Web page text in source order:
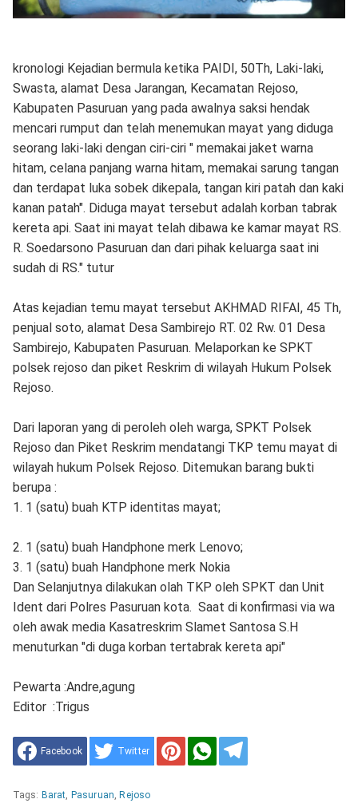
kronologi Kejadian bermula ketika PAIDI, 50Th, Laki-laki,
Swasta, alamat Desa Jarangan, Kecamatan Rejoso,
Kabupaten Pasuruan yang pada awalnya saksi hendak
mencari rumput dan telah menemukan mayat yang diduga
seorang laki-laki dengan ciri-ciri " memakai jaket warna
hitam, celana panjang warna hitam, memakai sarung tangan
dan terdapat luka sobek dikepala, tangan kiri patah dan kaki
kanan patah". Diduga mayat tersebut adalah korban tabrak
kereta api. Saat ini mayat telah dibawa ke kamar mayat RS.
R. Soedarsono Pasuruan dan dari pihak keluarga saat ini
sudah di RS." tutur
Atas kejadian temu mayat tersebut AKHMAD RIFAI, 45 Th,
penjual soto, alamat Desa Sambirejo RT. 02 Rw. 01 Desa
Sambirejo, Kabupaten Pasuruan. Melaporkan ke SPKT
polsek rejoso dan piket Reskrim di wilayah Hukum Polsek
Rejoso.
Dari laporan yang di peroleh oleh warga, SPKT Polsek
Rejoso dan Piket Reskrim mendatangi TKP temu mayat di
wilayah hukum Polsek Rejoso. Ditemukan barang bukti
berupa :
1. 1 (satu) buah KTP identitas mayat;
2. 1 (satu) buah Handphone merk Lenovo;
3. 1 (satu) buah Handphone merk Nokia
Dan Selanjutnya dilakukan olah TKP oleh SPKT dan Unit
Ident dari Polres Pasuruan kota. Saat di konfirmasi via wa
oleh awak media Kasatreskrim Slamet Santosa S.H
menuturkan "di duga korban tertabrak kereta api"
Pewarta :Andre,agung
Editor :Trigus
Facebook Twitter
Tags: Barat Pasuruan ,Rejoso